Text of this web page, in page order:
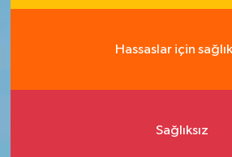
Hassaslar için
Sağlıksız